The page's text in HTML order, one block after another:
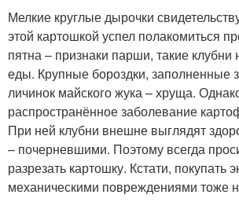
Мелкие круглые дырочки
этой картошкой успел полакомиться
пятна – признаки парши, такие
еды. Крупные бороздки, заполненные
личинок майского жука – хруща.
распространённое заболевание
При ней клубни внешне выглядят
– почерневшими. Поэтому всегда
разрезать картошку. Кстати, покупать
механическими повреждениями тоже